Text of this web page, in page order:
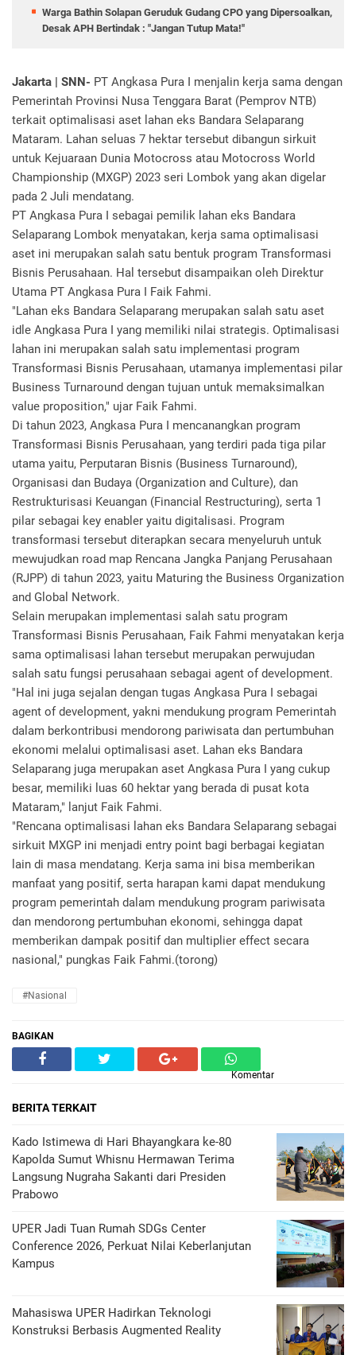
Warga Bathin Solapan Geruduk Gudang CPO yang Dipersoalkan,
Desak APH Bertindak : "Jangan Tutup Mata!"
Jakarta | SNN- PT Angkasa Pura I menjalin kerja sama dengan
Pemerintah Provinsi Nusa Tenggara Barat (Pemprov NTB)
terkait optimalisasi aset lahan eks Bandara Selaparang
Mataram. Lahan seluas 7 hektar tersebut dibangun sirkuit
untuk Kejuaraan Dunia Motocross atau Motocross World
Championship (MXGP) 2023 seri Lombok yang akan digelar
pada 2 Juli mendatang.
PT Angkasa Pura I sebagai pemilik lahan eks Bandara
Selaparang Lombok menyatakan, kerja sama optimalisasi
aset ini merupakan salah satu bentuk program Transformasi
Bisnis Perusahaan. Hal tersebut disampaikan oleh Direktur
Utama PT Angkasa Pura I Faik Fahmi.
"Lahan eks Bandara Selaparang merupakan salah satu aset
idle Angkasa Pura I yang memiliki nilai strategis. Optimalisasi
lahan ini merupakan salah satu implementasi program
Transformasi Bisnis Perusahaan, utamanya implementasi pilar
Business Turnaround dengan tujuan untuk memaksimalkan
value proposition," ujar Faik Fahmi.
Di tahun 2023, Angkasa Pura I mencanangkan program
Transformasi Bisnis Perusahaan, yang terdiri pada tiga pilar
utama yaitu, Perputaran Bisnis (Business Turnaround),
Organisasi dan Budaya (Organization and Culture), dan
Restrukturisasi Keuangan (Financial Restructuring), serta 1
pilar sebagai key enabler yaitu digitalisasi. Program
transformasi tersebut diterapkan secara menyeluruh untuk
mewujudkan road map Rencana Jangka Panjang Perusahaan
(RJPP) di tahun 2023, yaitu Maturing the Business Organization
and Global Network.
Selain merupakan implementasi salah satu program
Transformasi Bisnis Perusahaan, Faik Fahmi menyatakan kerja
sama optimalisasi lahan tersebut merupakan perwujudan
salah satu fungsi perusahaan sebagai agent of development.
"Hal ini juga sejalan dengan tugas Angkasa Pura I sebagai
agent of development, yakni mendukung program Pemerintah
dalam berkontribusi mendorong pariwisata dan pertumbuhan
ekonomi melalui optimalisasi aset. Lahan eks Bandara
Selaparang juga merupakan aset Angkasa Pura I yang cukup
besar, memiliki luas 60 hektar yang berada di pusat kota
Mataram," lanjut Faik Fahmi.
"Rencana optimalisasi lahan eks Bandara Selaparang sebagai
sirkuit MXGP ini menjadi entry point bagi berbagai kegiatan
lain di masa mendatang. Kerja sama ini bisa memberikan
manfaat yang positif, serta harapan kami dapat mendukung
program pemerintah dalam mendukung program pariwisata
dan mendorong pertumbuhan ekonomi, sehingga dapat
memberikan dampak positif dan multiplier effect secara
nasional," pungkas Faik Fahmi.(torong)
#Nasional
BAGIKAN
Komentar
BERITA TERKAIT
Kado Istimewa di Hari Bhayangkara ke-80
Kapolda Sumut Whisnu Hermawan Terima
Langsung Nugraha Sakanti dari Presiden
Prabowo
UPER Jadi Tuan Rumah SDGs Center
Conference 2026, Perkuat Nilai Keberlanjutan
Kampus
Mahasiswa UPER Hadirkan Teknologi
Konstruksi Berbasis Augmented Reality